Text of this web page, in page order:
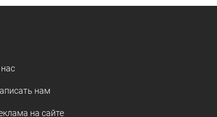
нам
на сайте